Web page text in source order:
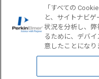
分析機器代理店サイ
Location: Japan(Change
COPYRIGHT © 1998-
「すべての
と、サイトナビ
状況を分析し、
るために、デバ
意したことになり